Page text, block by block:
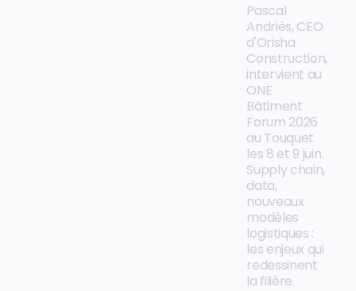
Pascal
Andriès, CEO
d'Orisha
Construction,
intervient au
ONE
Bâtiment
Forum 2026
au Touquet
les 8 et 9 juin.
Supply chain,
data,
nouveaux
modèles
logistiques :
les enjeux qui
redessinent
la filière.